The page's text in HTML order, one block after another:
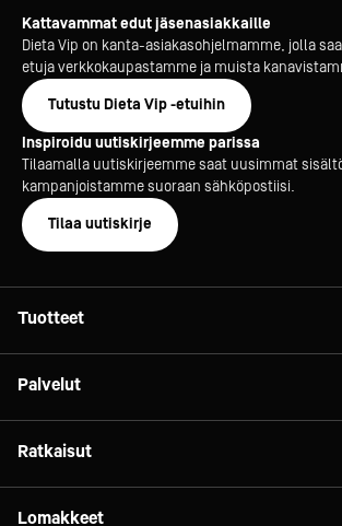
Pesu ja kalkinpoisto:
Uunit on varustettu sisäänrakennetulla
täysautomaattisella pesujärjestelmällä,
annostelee nestemäisen pesuaineen
uunikammioon.
Neljä ohjelmavaihtoehtoa. Uunin voi jättää
peseytymään yön yli. Sähkökatkon
suorittaa huuhtelun pesuainejäämien
Höyrynkehittimen kalkinpoisto ei vaadi
toimenpiteitä vaan tapahtuu
Uunin rakenne ja materiaalit:
Uunikammio korkealuokkaista AISI 304-
Kattavammat edut jäsenasiakkaille
Dieta Vip on kanta-asiakasohjelmamme, jolla
etuja verkkokaupastamme ja muista
Tutustu Dieta Vip -etuihin
Inspiroidu uutiskirjeemme parissa
Tilaamalla uutiskirjeemme saat uusimmat
kampanjoistamme suoraan sähköpostiisi.
Tilaa uutiskirje
Tuotteet
Tarvikkeet
Vaunut ja kalusteet
Palvelut
Konsultointi
Dieta Relife
Ratkaisut
Lomakkeet